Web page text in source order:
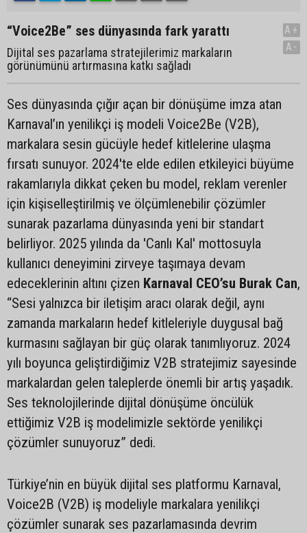
“Voice2Be” ses dünyasında fark yarattı
Dijital ses pazarlama stratejilerimiz markaların
görünümünü artırmasına katkı sağladı
A+
A-
Ses dünyasında çığır açan bir dönüşüme imza atan
Karnaval’ın yenilikçi iş modeli Voice2Be (V2B),
markalara sesin gücüyle hedef kitlelerine ulaşma
fırsatı sunuyor. 2024'te elde edilen etkileyici büyüme
rakamlarıyla dikkat çeken bu model, reklam verenler
için kişiselleştirilmiş ve ölçümlenebilir çözümler
sunarak pazarlama dünyasında yeni bir standart
belirliyor. 2025 yılında da 'Canlı Kal' mottosuyla
kullanıcı deneyimini zirveye taşımaya devam
edeceklerinin altını çizen Karnaval CEO’su Burak Can,
“Sesi yalnızca bir iletişim aracı olarak değil, aynı
zamanda markaların hedef kitleleriyle duygusal bağ
kurmasını sağlayan bir güç olarak tanımlıyoruz. 2024
yılı boyunca geliştirdiğimiz V2B stratejimiz sayesinde
markalardan gelen taleplerde önemli bir artış yaşadık.
Ses teknolojilerinde dijital dönüşüme öncülük
ettiğimiz V2B iş modelimizle sektörde yenilikçi
çözümler sunuyoruz” dedi.
Türkiye’nin en büyük dijital ses platformu Karnaval,
Voice2B (V2B) iş modeliyle markalara yenilikçi
çözümler sunarak ses pazarlamasında devrim